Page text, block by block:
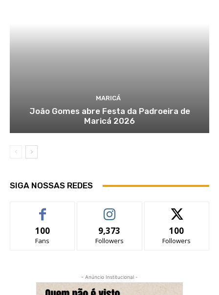
MARICÁ
João Gomes abre Festa da Padroeira de
Maricá 2026
SIGA NOSSAS REDES
100
Fans
9,373
Followers
100
Followers
- Anúncio Institucional -